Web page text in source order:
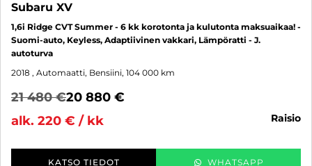
Subaru XV
1,6i Ridge CVT Summer - 6 kk korotonta ja kulutonta maksuaikaa! -
Suomi-auto, Keyless, Adaptiivinen vakkari, Lämpöratti - J.
autoturva
2018 , Automaatti, Bensiini, 104 000 km
21 480 €20 880 €
alk. 220 € / kk
raisio
KATSO TIEDOT WHATSAPP